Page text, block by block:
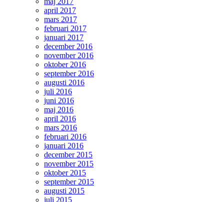
april 2017
mars 2017
februari 2017
januari 2017
december 2016
november 2016
oktober 2016
september 2016
augusti 2016
juli 2016
juni 2016
maj 2016
april 2016
mars 2016
februari 2016
januari 2016
december 2015
november 2015
oktober 2015
september 2015
augusti 2015
juli 2015